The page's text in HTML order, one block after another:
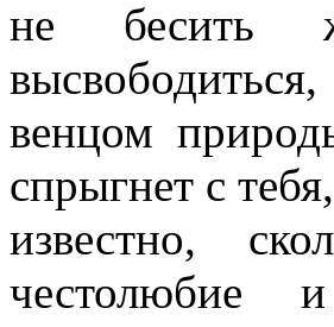
не бесить
венцом
спрыгнет с
известно,